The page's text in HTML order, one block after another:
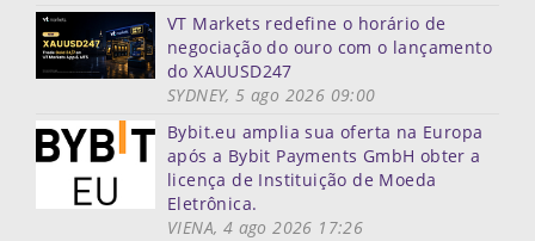
VT Markets redefine o horário de
negociação do ouro com o lançamento
do XAUUSD247
SYDNEY, 5 ago 2026 09:00
Bybit.eu amplia sua oferta na Europa
após a Bybit Payments GmbH obter a
licença de Instituição de Moeda
Eletrônica.
VIENA, 4 ago 2026 17:26